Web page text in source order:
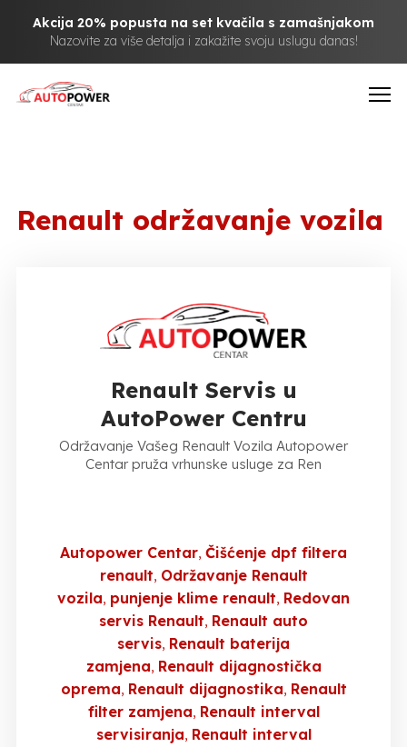
Akcija 20% popusta na set kvačila s zamašnjakom
Nazovite za više detalja i zakažite svoju uslugu danas!
Renault održavanje vozila
Renault Servis u
AutoPower Centru
Održavanje Vašeg Renault Vozila Autopower
Centar pruža vrhunske usluge za Ren
Autopower Centar Čišćenje dpf filtera
renault Održavanje Renault
vozila punjenje klime renault Redovan
servis Renault Renault auto
servis Renault baterija
zamjena Renault dijagnostička
oprema Renault dijagnostika Renault
filter zamjena Renault interval
servisiranja Renault interval